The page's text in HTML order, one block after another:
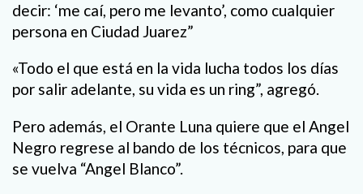
decir: ‘me caí, pero me levanto’, como cualquier
persona en Ciudad Juarez”
«Todo el que está en la vida lucha todos los días
por salir adelante, su vida es un ring”, agregó.
Pero además, el Orante Luna quiere que el Angel
Negro regrese al bando de los técnicos, para que
se vuelva “Angel Blanco”.